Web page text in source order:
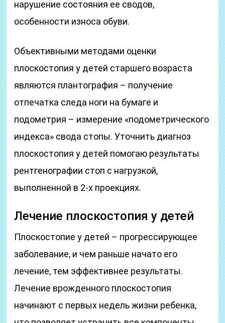
нарушение состояния ее сводов,
особенности износа обуви.
Объективными методами оценки
плоскостопия у детей старшего возраста
являются плантография – получение
отпечатка следа ноги на бумаге и
подометрия – измерение «подометрического
индекса» свода стопы. Уточнить диагноз
плоскостопия у детей помогаю результаты
рентгенографии стоп с нагрузкой,
выполненной в 2-х проекциях.
Лечение плоскостопия у детей
Плоскостопие у детей – прогрессирующее
заболевание, и чем раньше начато его
лечение, тем эффективнее результаты.
Лечение врожденного плоскостопия
начинают с первых недель жизни ребенка,